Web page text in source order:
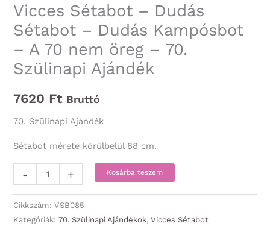
Vicces Sétabot – Dudás
Sétabot – Dudás Kampósbot
– A 70 nem öreg – 70.
Szülinapi Ajándék
7620 Ft Bruttó
70. Szülinapi Ajándék
Sétabot mérete körülbelül 88 cm.
-
Sétabot
-
Dudás
+ Kosárba teszem
Cikkszám:VSB085
Kategóriák:70. Szülinapi Ajándékok,Vicces Sétabot